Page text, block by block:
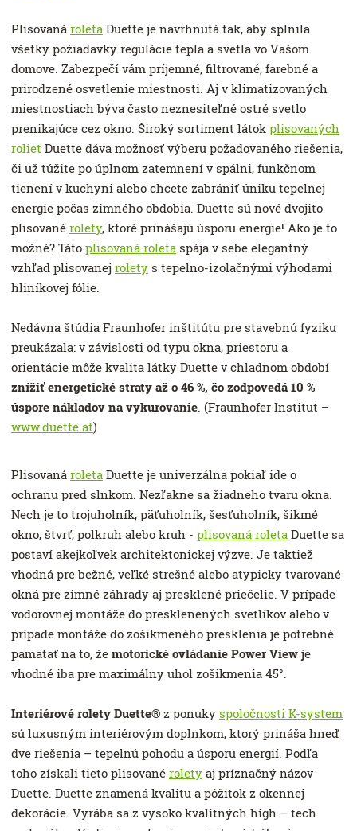
Plisovaná roleta Duette je navrhnutá tak, aby splnila
všetky požiadavky regulácie tepla a svetla vo Vašom
domove. Zabezpečí vám príjemné, filtrované, farebné a
prirodzené osvetlenie miestnosti. Aj v klimatizovaných
miestnostiach býva často neznesiteľné ostré svetlo
prenikajúce cez okno. Široký sortiment látok plisovaných
roliet Duette dáva možnosť výberu požadovaného riešenia,
či už túžite po úplnom zatemnení v spálni, funkčnom
tienení v kuchyni alebo chcete zabrániť úniku tepelnej
energie počas zimného obdobia. Duette sú nové dvojito
plisované rolety, ktoré prinášajú úsporu energie! Ako je to
možné? Táto plisovaná roleta spája v sebe elegantný
vzhľad plisovanej rolety s tepelno-izolačnými výhodami
hliníkovej fólie.
Nedávna štúdia Fraunhofer inštitútu pre stavebnú fyziku
preukázala: v závislosti od typu okna, priestoru a
orientácie môže kvalita látky Duette v chladnom období
znížiť energetické straty až o 46 %, čo zodpovedá 10 %
úspore nákladov na vykurovanie. (Fraunhofer Institut –
www.duette.at)
Plisovaná roleta Duette je univerzálna pokiaľ ide o
ochranu pred slnkom. Nezľakne sa žiadneho tvaru okna.
Nech je to trojuholník, päťuholník, šesťuholník, šikmé
okno, štvrť, polkruh alebo kruh - plisovaná roleta Duette sa
postaví akejkoľvek architektonickej výzve. Je taktiež
vhodná pre bežné, veľké strešné alebo atypicky tvarované
okná pre zimné záhrady aj presklené priečelie. V prípade
vodorovnej montáže do presklenených svetlíkov alebo v
prípade montáže do zošikmeného presklenia je potrebné
pamätať na to, že motorické ovládanie Power View je
vhodné iba pre maximálny uhol zošikmenia 45°.
Interiérové rolety Duette® z ponuky spoločnosti K-system
sú luxusným interiérovým doplnkom, ktorý prináša hneď
dve riešenia – tepelnú pohodu a úsporu energií. Podľa
toho získali tieto plisované rolety aj príznačný názov
Duette. Duette znamená kvalitu a pôžitok z okennej
dekorácie. Vyrába sa z vysoko kvalitných high – tech